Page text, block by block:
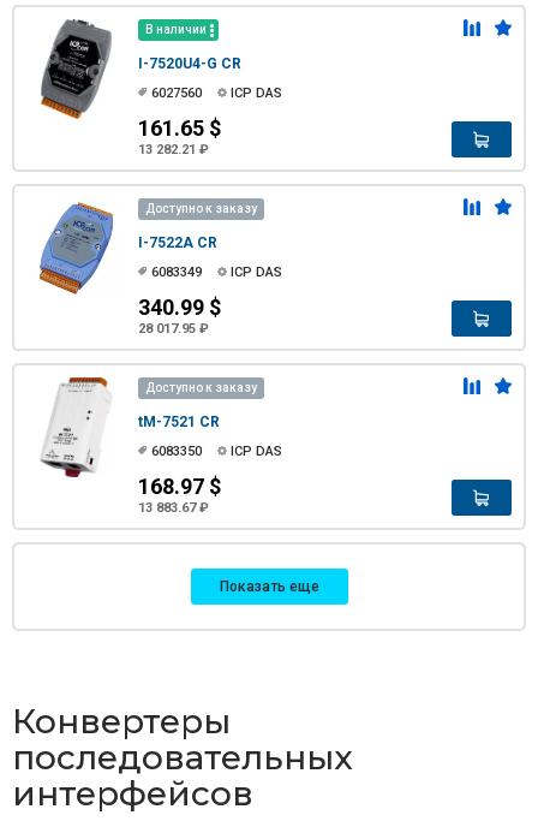
В наличии
I-7520U4-G CR
6027560 ICP DAS
161.65 $
13 282.21 ₽
Доступно к заказу
I-7522A CR
6083349 ICP DAS
340.99 $
28 017.95 ₽
Доступно к заказу
tM-7521 CR
6083350 ICP DAS
168.97 $
13 883.67 ₽
Показать еще
Конвертеры
последовательных
интерфейсов